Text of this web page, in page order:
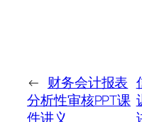
← 财务会计报表
分析性审核PPT课
件讲义